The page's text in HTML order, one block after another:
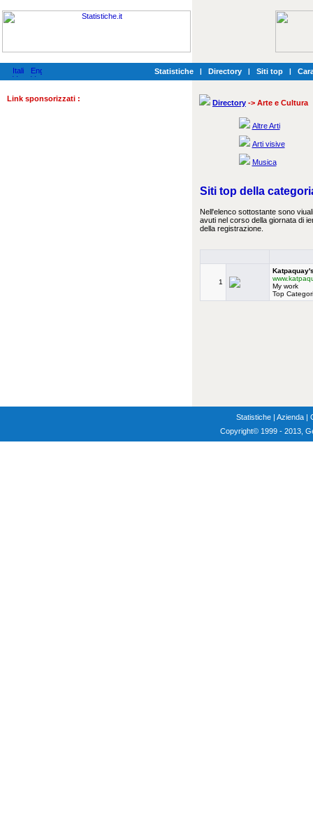
Statistiche | Directory | Siti top |
Link sponsorizzati : Directory -> Arte e Cultura
Altre Arti
Arti visive
Musica
Siti top della
Nell'elenco sottostante sono
avuti nel corso della giornata di
della registrazione.
1
My work
Top
Statistiche | Azienda |
Copyright© 1999 - 2013,